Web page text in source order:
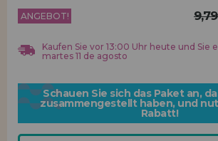
ANGEBOT!
Kaufen Sie vor 13:00 Uhr heute und Sie
martes 11 de agosto
Schauen Sie sich das Paket an,
zusammengestellt haben, und
Rabatt!